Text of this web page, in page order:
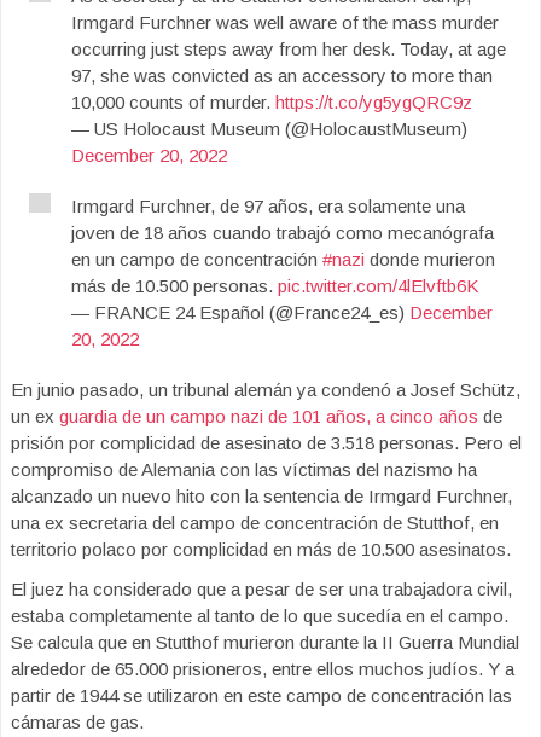
Irmgard Furchner was well aware of the mass murder
occurring just steps away from her desk. Today, at age
97, she was convicted as an accessory to more than
10,000 counts of murder. https://t.co/yg5ygQRC9z
— US Holocaust Museum (@HolocaustMuseum)
December 20, 2022
Irmgard Furchner, de 97 años, era solamente una
joven de 18 años cuando trabajó como mecanógrafa
en un campo de concentración #nazi donde murieron
más de 10.500 personas. pic.twitter.com/4lElvftb6K
— FRANCE 24 Español (@France24_es) December
20, 2022
En junio pasado, un tribunal alemán ya condenó a Josef Schütz,
un ex guardia de un campo nazi de 101 años, a cinco años de
prisión por complicidad de asesinato de 3.518 personas. Pero el
compromiso de Alemania con las víctimas del nazismo ha
alcanzado un nuevo hito con la sentencia de Irmgard Furchner,
una ex secretaria del campo de concentración de Stutthof, en
territorio polaco por complicidad en más de 10.500 asesinatos.
El juez ha considerado que a pesar de ser una trabajadora civil,
estaba completamente al tanto de lo que sucedía en el campo.
Se calcula que en Stutthof murieron durante la II Guerra Mundial
alrededor de 65.000 prisioneros, entre ellos muchos judíos. Y a
partir de 1944 se utilizaron en este campo de concentración las
cámaras de gas.